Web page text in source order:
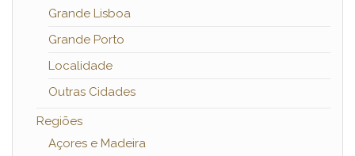
Grande Lisboa
Grande Porto
Localidade
Outras Cidades
Regiões
Açores e Madeira